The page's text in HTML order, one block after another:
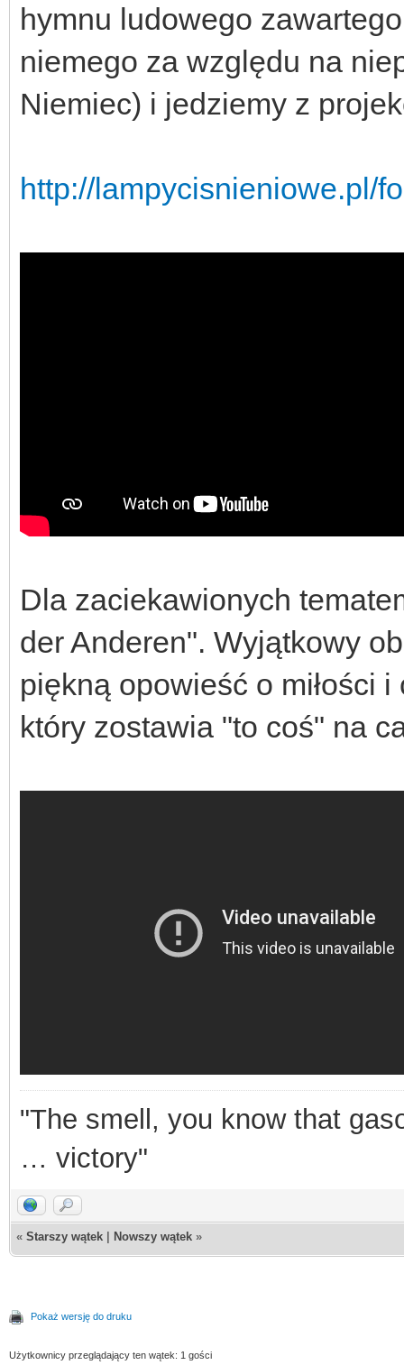
hymnu ludowego
niemego za względu na
Niemiec) i jedziemy z
http://lampycisnieniowe.pl/
Dla zaciekawionych
der Anderen". Wyjątkowy
piękną opowieść o miłości
który zostawia "to coś" na
"The smell, you know that
… victory"
« Starszy wątek Nowszy wątek »
Pokaż wersję do druku
Użytkownicy przeglądający ten wątek: 1 gości